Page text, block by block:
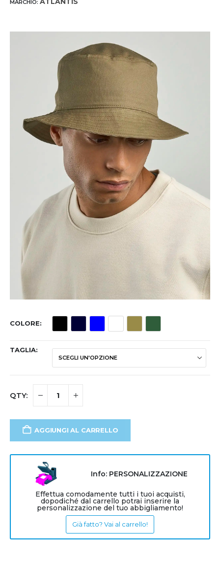
MARCHIO:
COLORE
TAGLIA
AGGIUNGI AL CARRELLO
Info: PERSONALIZZAZIONE
Effettua comodamente tutti i tuoi acquisti,
dopodiché dal carrello potrai inserire la
personalizzazione del tuo abbigliamento!
Già fatto? Vai al carrello!